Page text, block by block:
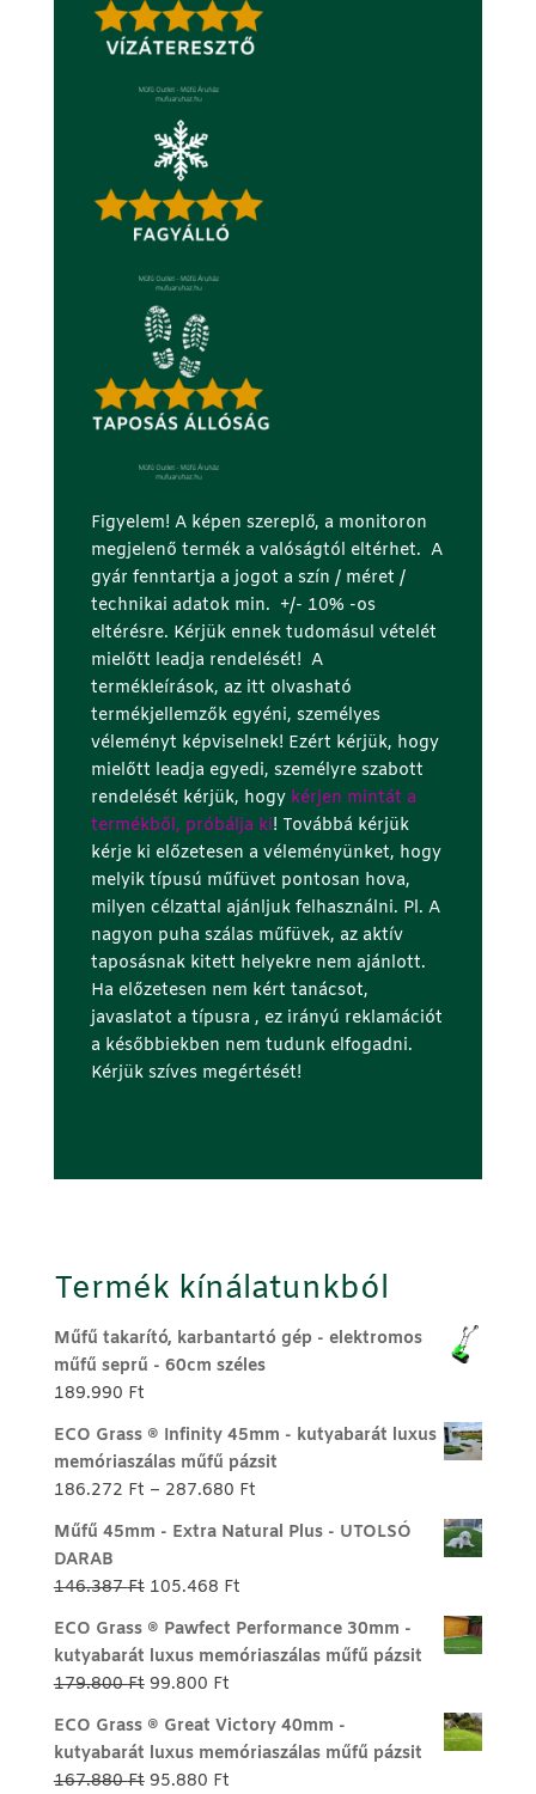
Figyelem! A képen szereplő, a monitoron
megjelenő termék a valóságtól eltérhet. A
gyár fenntartja a jogot a szín / méret /
technikai adatok min. +/- 10% -os
eltérésre. Kérjük ennek tudomásul vételét
mielőtt leadja rendelését! A
termékleírások, az itt olvasható
termékjellemzők egyéni, személyes
véleményt képviselnek! Ezért kérjük, hogy
mielőtt leadja egyedi, személyre szabott
rendelését kérjük, hogy kérjen mintát a
termékből, próbálja ki! Továbbá kérjük
kérje ki előzetesen a véleményünket, hogy
melyik típusú műfüvet pontosan hova,
milyen célzattal ajánljuk felhasználni. Pl. A
nagyon puha szálas műfüvek, az aktív
taposásnak kitett helyekre nem ajánlott.
Ha előzetesen nem kért tanácsot,
javaslatot a típusra , ez irányú reklamációt
a későbbiekben nem tudunk elfogadni.
Kérjük szíves megértését!
Termék kínálatunkból
Műfű takarító, karbantartó gép - elektromos
műfű seprű - 60cm széles
189.990 Ft
ECO Grass ® Infinity 45mm - kutyabarát luxus
memóriaszálas műfű pázsit
186.272 Ft – 287.680 FtÁrtartomány:
-
Műfű 45mm - Extra Natural Plus - UTOLSÓ
DARAB
146.387Ft Original
was:
146.387 Ft.
105.468 FtCurrent
is:
105.468 Ft.
ECO Grass ® Pawfect Performance 30mm -
kutyabarát luxus memóriaszálas műfű pázsit
179.800Ft Original
was:
179.800 Ft.
99.800 FtCurrent
is:
99.800 Ft.
ECO Grass ® Great Victory 40mm -
kutyabarát luxus memóriaszálas műfű pázsit
167.880Ft Original
95.880 FtCurrent